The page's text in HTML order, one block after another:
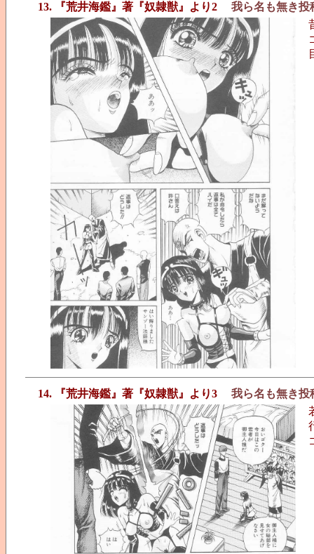
13. 『荒井海鑑』著『奴隷獣』より2
我ら名も無き投
14. 『荒井海鑑』著『奴隷獣』より3
我ら名も無き投